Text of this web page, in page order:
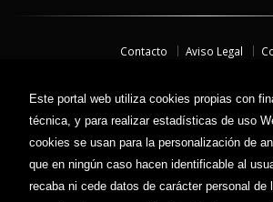
Este portal web utiliza cookies propias con
técnica, y para realizar estadísticas de uso
cookies se usan para la personalización de
que en ningún caso hacen identificable al
recaba ni cede datos de carácter personal de
Contacto Aviso Legal
Política
© 2026 - Todos los derechos